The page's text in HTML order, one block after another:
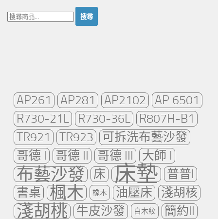
搜
尋：
AP261 AP281 AP2102
AP 6501
R730-21L
R730-36L
R807H-B1
TR921
TR923
可拆洗布藝沙發
哥德 I
哥德 II 哥德 III 大師 I
布藝沙發 床 床墊
普普I
書桌
楓木 橡木 油壓床 淺胡核
淺胡桃 牛皮沙發 白木紋 簡約II